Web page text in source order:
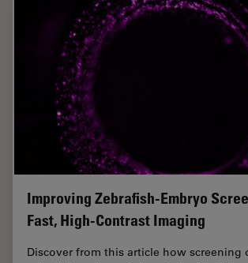
Improving Zebrafish-Embryo
Fast, High-Contrast Imaging
Discover from this article how screening